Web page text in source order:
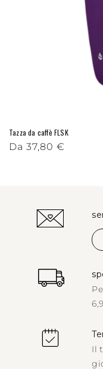
Tazza da caffè FLSK
Prezzo di listino
Da Prezzo
37,80 €
Il